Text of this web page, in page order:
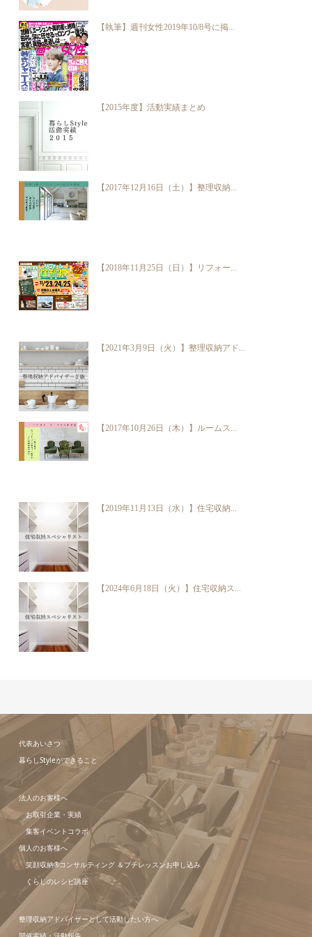
【執筆】週刊女性2019年10/8号に掲...
【2015年度】活動実績まとめ
【2017年12月16日（土）】整理収納...
【2018年11月25日（日）】リフォー...
【2021年3月9日（火）】整理収納アド...
【2017年10月26日（木）】ルームス...
【2019年11月13日（水）】住宅収納...
【2024年6月18日（火）】住宅収納ス...
代表あいさつ
暮らしStyleができること
法人のお客様へ
お取引企業・実績
集客イベントコラボ
個人のお客様へ
笑顔収納®コンサルティング ＆プチレッスンお申し込み
くらしのレシピ講座
整理収納アドバイザーとして活動したい方へ